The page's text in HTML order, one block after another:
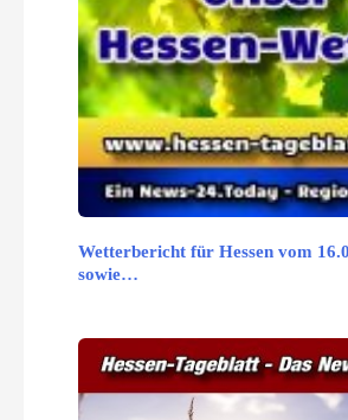
Wetterbericht für Hessen vom
sowie…